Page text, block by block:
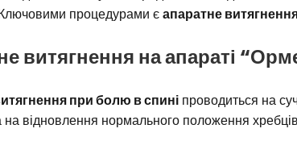
Ключовими процедурами єапаратне
витягнення на апараті
при болю в спиніпроводиться на
відновлення нормального положення